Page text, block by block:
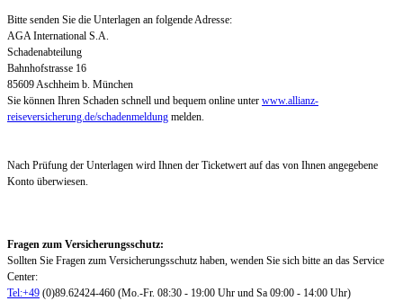
Bitte senden Sie die Unterlagen an folgende Adresse:
AGA International S.A.
Schadenabteilung
Bahnhofstrasse 16
85609 Aschheim b. München
Sie können Ihren Schaden schnell und bequem online unter www.allianz-
reiseversicherung.de/schadenmeldung melden.
Nach Prüfung der Unterlagen wird Ihnen der Ticketwert auf das von Ihnen angegebene
Konto überwiesen.
Fragen zum Versicherungsschutz:
Sollten Sie Fragen zum Versicherungsschutz haben, wenden Sie sich bitte an das Service
Center:
Tel:+49 (0)89.62424-460 (Mo.-Fr. 08:30 - 19:00 Uhr und Sa 09:00 - 14:00 Uhr)